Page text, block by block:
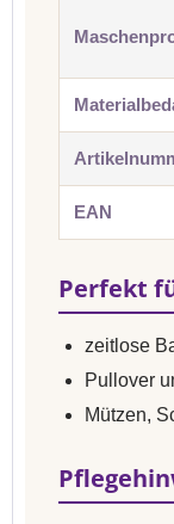
EAN
Perfekt
zeitlose
Pullover
Mützen,